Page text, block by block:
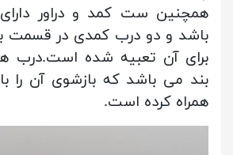
همچنین ست کمد و دراور
باشد و دو درب کمدی در قسمت
برای آن تعبیه شده است.درب
بند می باشد که بازشوی آن را
همراه کرده است.